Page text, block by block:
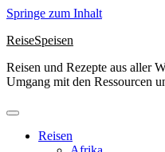
Springe zum Inhalt
ReiseSpeisen
Reisen und Rezepte aus aller
Umgang mit den Ressourcen
Reisen